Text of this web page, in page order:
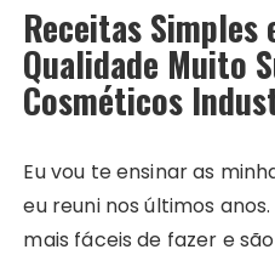
Receitas Simples
Qualidade Muito
Cosméticos
Eu vou te ensinar as
eu reuni nos últimos
mais fáceis de fazer e